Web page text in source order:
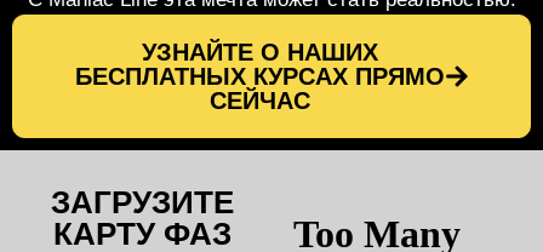
УЗНАЙТЕ О НАШИХ
БЕСПЛАТНЫХ КУРСАХ ПРЯМО
СЕЙЧАС
ЗАГРУЗИТЕ
КАРТУ ФАЗ